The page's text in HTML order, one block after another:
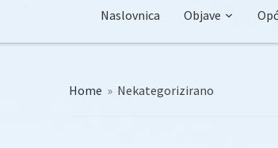
Naslovnica Objave
Home » Nekategorizirano